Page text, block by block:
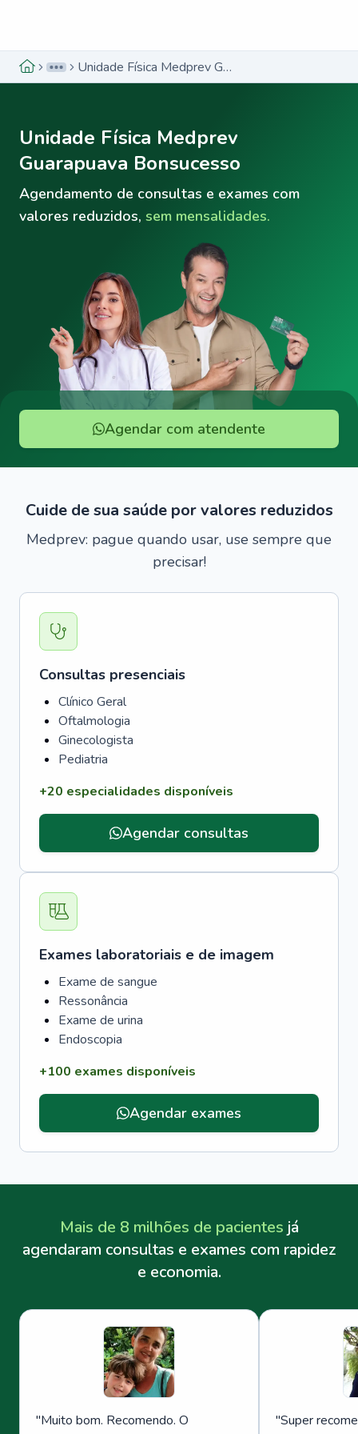
Unidade Física Medprev Guarapuava Bonsucesso
Unidade Física Medprev
Guarapuava Bonsucesso
Agendamento de consultas e exames com
valores reduzidos, sem mensalidades.
Agendar com atendente
Cuide de sua saúde por valores reduzidos
Medprev: pague quando usar, use sempre que
precisar!
Consultas presenciais
Clínico Geral
Oftalmologia
Ginecologista
Pediatria
+20 especialidades disponíveis
Agendar consultas
Exames laboratoriais e de imagem
Exame de sangue
Ressonância
Exame de urina
Endoscopia
+100 exames disponíveis
Agendar exames
Mais de 8 milhões de pacientes já
agendaram consultas e exames com rapidez
e economia.
"Muito bom. Recomendo. O
"Super